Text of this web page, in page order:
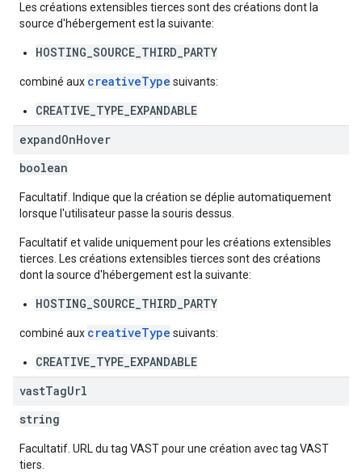
Les créations extensibles tierces sont des créations dont la
source d'hébergement est la suivante:
HOSTING_SOURCE_THIRD_PARTY
combiné aux creativeType suivants:
CREATIVE_TYPE_EXPANDABLE
expandOnHover
boolean
Facultatif. Indique que la création se déplie automatiquement
lorsque l'utilisateur passe la souris dessus.
Facultatif et valide uniquement pour les créations extensibles
tierces. Les créations extensibles tierces sont des créations
dont la source d'hébergement est la suivante:
HOSTING_SOURCE_THIRD_PARTY
combiné aux creativeType suivants:
CREATIVE_TYPE_EXPANDABLE
vastTagUrl
string
Facultatif. URL du tag VAST pour une création avec tag VAST
tiers.